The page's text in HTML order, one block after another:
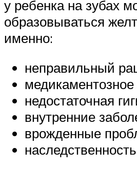
у ребенка на зубах
образовываться
именно:
неправильный
недостаточная
внутренние
врожденные